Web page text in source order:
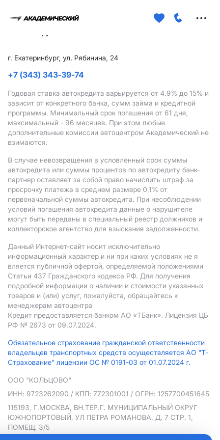
г. Екатеринбург, ул. Рябинина, 24
+7 (343) 343-39-74
Годовая ставка автокредита варьируется от 4.9% до 15% и
зависит от конкретного банка, сумм займа и кредитной
программы. Минимальный срок погашения от 61 дня,
максимальный - 96 месяцев. При этом любые
дополнительные комиссии автоцентром Академический не
взимаются.
В случае невозвращения в условленный срок суммы
автокредита или суммы процентов по автокредиту банк-
партнер оставляет за собой право начислить штраф за
просрочку платежа в среднем размере 0,1% от
первоначальной суммы автокредита. При несоблюдении
условий погашения автокредита данные о нарушителе
могут быть переданы в специальный реестр должников и
коллекторское агентство для взыскания задолженности.
Данный Интернет-сайт носит исключительно
информационный характер и ни при каких условиях не я
вляется публичной офертой, определяемой положениями
Статьи 437 Гражданского кодекса РФ. Для получения
подробной информации о наличии и стоимости указанных
товаров и (или) услуг, пожалуйста, обращайтесь к
менеджерам автоцентра
Кредит предоставляется банком АO «ТБанк». Лицензия ЦБ
РФ № 2673 от 09.07.2024.
Обязательное страхование гражданской ответственности
владельцев транспортных средств осуществляется АО "Т-
Страхование" лицензии ОС № 0191-03 от 01.07.2024 г.
ООО "КОЛЬЦОВО"
ИНН: 9723262090 / КПП: 772301001 / ОГРН: 1257700451645
115193, Г.МОСКВА, ВН.ТЕР.Г. МУНИЦИПАЛЬНЫЙ ОКРУГ
ЮЖНОПОРТОВЫЙ, УЛ ПЕТРА РОМАНОВА, Д. 7 СТР. 1,
ПОМЕЩ. 3/5